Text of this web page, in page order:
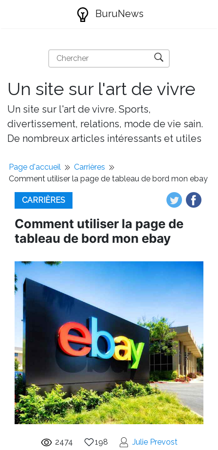
BuruNews
Un site sur l'art de vivre
Un site sur l'art de vivre. Sports,
divertissement, relations, mode de vie sain.
De nombreux articles intéressants et utiles
Page d'accueil
Carrières
Comment utiliser la page de tableau de bord mon ebay
CARRIÈRES
Comment utiliser la page de
tableau de bord mon ebay
2474 198 Julie Prevost